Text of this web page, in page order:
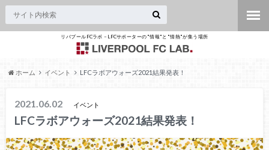
リバプールFCラボ – LFCサポーターの"情報"と"情熱"が集う場所
ホーム イベント LFCラボアウォーズ2021結果発表！
2021.06.02 イベント
LFCラボアウォーズ2021結果発表！